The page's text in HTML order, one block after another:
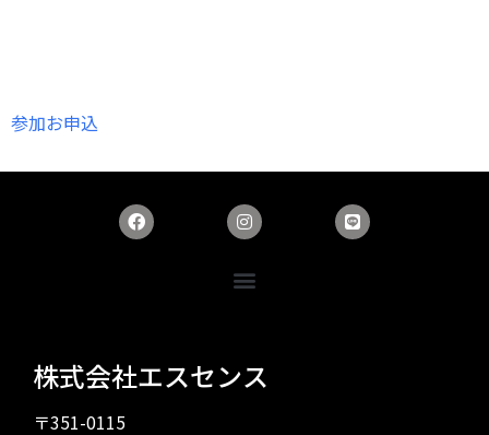
参加お申込
株式会社エスセンス
〒351-0115